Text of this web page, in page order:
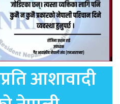
आशावादी